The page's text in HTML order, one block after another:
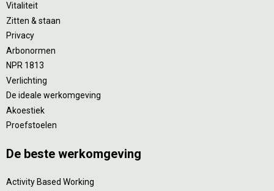
Vitaliteit
Zitten & staan
Privacy
Arbonormen
NPR 1813
Verlichting
De ideale werkomgeving
Akoestiek
Proefstoelen
De beste werkomgeving
Activity Based Working